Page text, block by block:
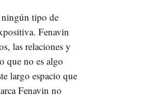
ningún tipo de
Fenavin
las relaciones y
que no es algo
largo espacio que
Fenavin no